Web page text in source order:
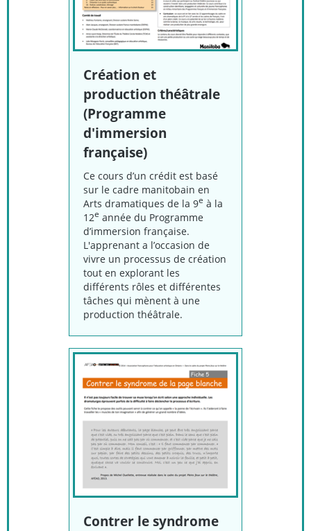
Création et
production théâtrale
(Programme
d'immersion
française)
Ce cours d’un crédit est basé
sur le cadre manitobain en
Arts dramatiques de la 9e à la
12e année du Programme
d’immersion française.
L'apprenant a l’occasion de
vivre un processus de création
tout en explorant les
différents rôles et différentes
tâches qui mènent à une
production théâtrale.
Contrer le syndrome